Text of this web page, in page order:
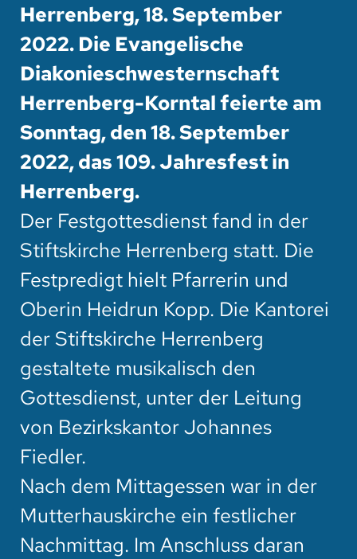
Herrenberg, 18. September
2022. Die Evangelische
Diakonieschwesternschaft
Herrenberg-Korntal feierte am
Sonntag, den 18. September
2022, das 109. Jahresfest in
Herrenberg.
Der Festgottesdienst fand in der
Stiftskirche Herrenberg statt. Die
Festpredigt hielt Pfarrerin und
Oberin Heidrun Kopp. Die Kantorei
der Stiftskirche Herrenberg
gestaltete musikalisch den
Gottesdienst, unter der Leitung
von Bezirkskantor Johannes
Fiedler.
Nach dem Mittagessen war in der
Mutterhauskirche ein festlicher
Nachmittag. Im Anschluss daran